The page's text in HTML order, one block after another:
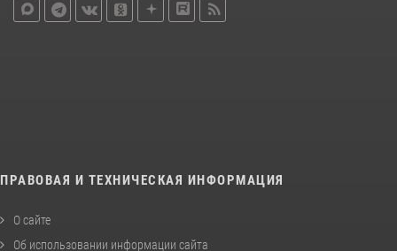
ПРАВОВАЯ И ТЕХНИЧЕСКАЯ ИНФОРМАЦИЯ
О сайте
Об использовании информации сайта